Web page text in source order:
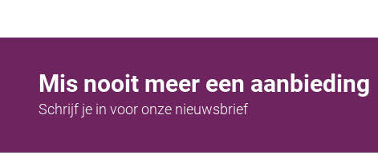
Mis nooit meer een aanbieding
Schrijf je in voor onze nieuwsbrief